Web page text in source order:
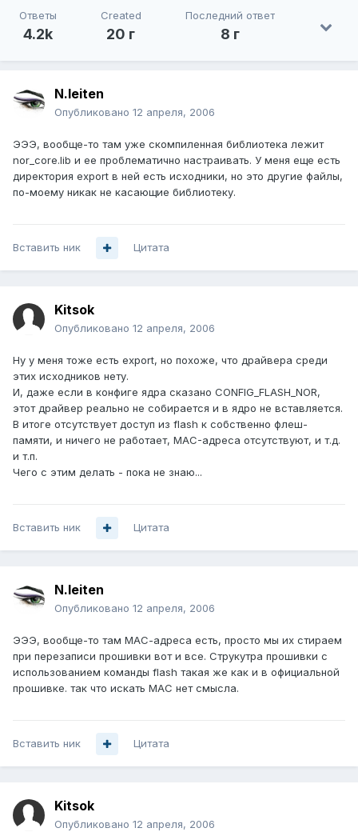
Ответы
4.2k
Created
20 г
Последний ответ
8 г
N.leiten
Опубликовано 12 апреля, 2006
ЭЭЭ, вообще-то там уже скомпиленная библиотека лежит
nor_core.lib и ее проблематично настраивать. У меня еще есть
директория export в ней есть исходники, но это другие файлы,
по-моему никак не касающие библиотеку.
Вставить ник Цитата
Kitsok
Опубликовано 12 апреля, 2006
Ну у меня тоже есть export, но похоже, что драйвера среди
этих исходников нету.
И, даже если в конфиге ядра сказано CONFIG_FLASH_NOR,
этот драйвер реально не собирается и в ядро не вставляется.
В итоге отсутствует доступ из flash к собственно флеш-
памяти, и ничего не работает, MAC-адреса отсутствуют, и т.д.
и т.п.
Чего с этим делать - пока не знаю...
Вставить ник Цитата
N.leiten
Опубликовано 12 апреля, 2006
ЭЭЭ, вообще-то там МАС-адреса есть, просто мы их стираем
при перезаписи прошивки вот и все. Струкутра прошивки с
использованием команды flash такая же как и в официальной
прошивке. так что искать МАС нет смысла.
Вставить ник Цитата
Kitsok
Опубликовано 12 апреля, 2006